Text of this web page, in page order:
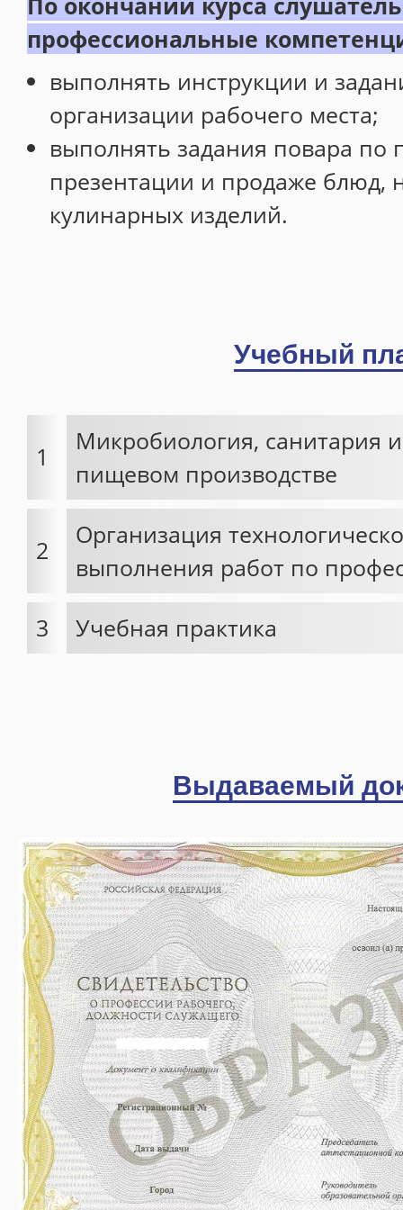
Профессиональная переподготовка
Профессиональное обучение
Общеразвивающие программы
Foreign Languages for Engineering. Academic Writing
Специалист по закупкам
ДИСТАНЦИОННОЕ ОБУЧЕНИЕ
Портал дистанционного обучения
Инструкция
Дистанционные программы
Отзывы
профессиональные
выполнять инструкции и
организации рабочего места;
выполнять задания повара по
презентации и продаже блюд,
кулинарных изделий.
Учебный
1
Микробиология, санитария
пищевом производстве
2
Организация
выполнения работ по
3
Учебная практика
Выдаваемый